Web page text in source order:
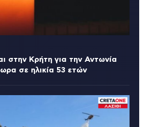
στην Κρήτη για την Αντωνία
σε ηλικία 53 ετών